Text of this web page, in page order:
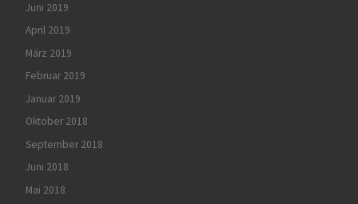
Juni 2019
April 2019
März 2019
Februar 2019
Januar 2019
Oktober 2018
September 2018
Juni 2018
Mai 2018